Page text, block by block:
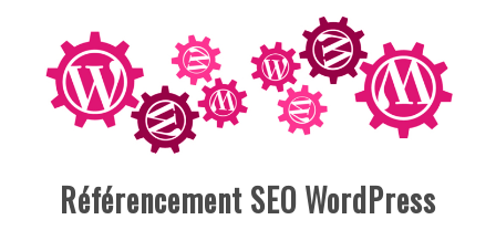
Référencement SEO WordPress